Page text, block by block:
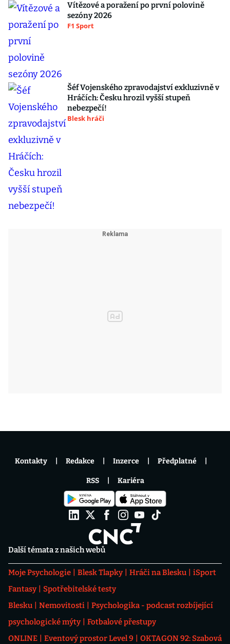
Vítězové a poražení po první polovině
sezóny 2026
F1 Sport
Šéf Vojenského zpravodajství exkluzivně v
Hráčích: Česku hrozil vyšší stupeň
nebezpečí!
Blesk hráči
Další témata z našich webů
Moje Psychologie Blesk Tlapky Hráči na Blesku
iSport
Fantasy
Spotřebitelské testy
Blesku
Nemovitosti
Psychologika - podcast rozbíjející
psychologické mýty
Fotbalové přestupy
ONLINE
Eventový prostor Level 9
OKTAGON 92: Szabová
Kontakty Redakce Inzerce Předplatné
RSS Kariéra